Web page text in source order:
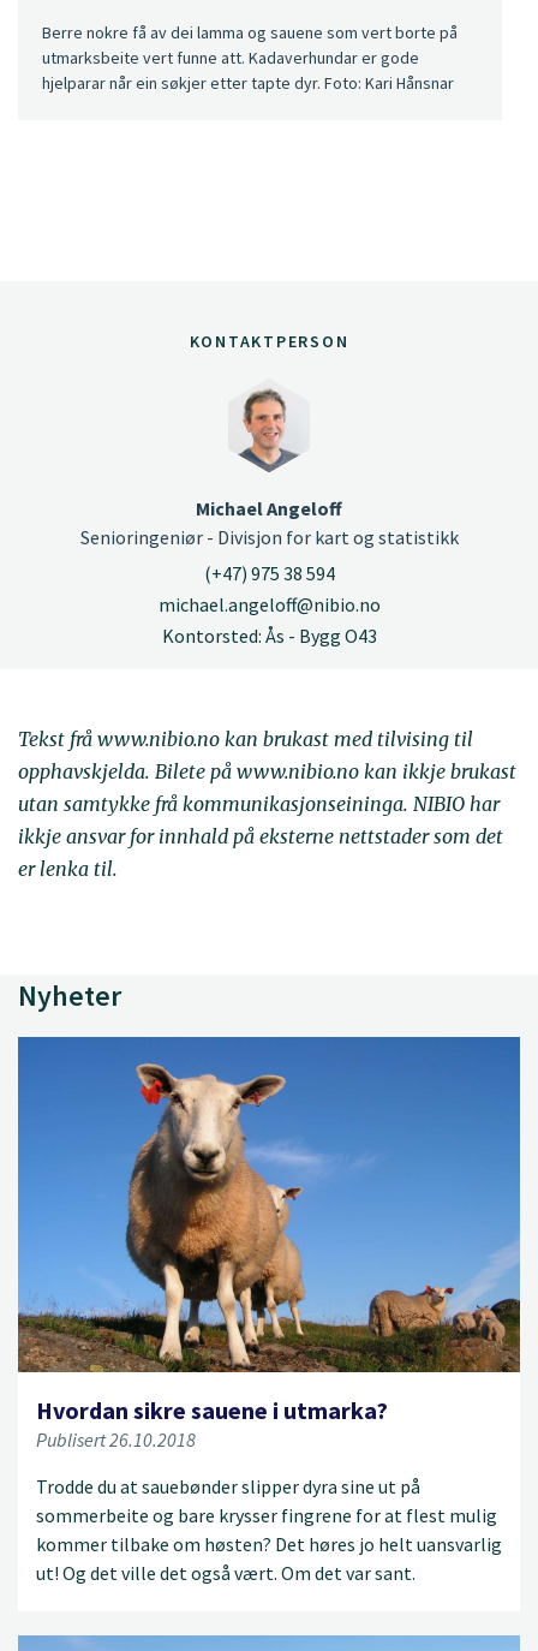
Berre nokre få av dei lamma og sauene som vert borte på
utmarksbeite vert funne att. Kadaverhundar er gode
hjelparar når ein søkjer etter tapte dyr. Foto: Kari Hånsnar
KONTAKTPERSON
Michael Angeloff
Senioringeniør - Divisjon for kart og statistikk
(+47) 975 38 594
michael.angeloff@nibio.no
Kontorsted: Ås - Bygg O43
Tekst frå www.nibio.no kan brukast med tilvising til
opphavskjelda. Bilete på www.nibio.no kan ikkje brukast
utan samtykke frå kommunikasjonseininga. NIBIO har
ikkje ansvar for innhald på eksterne nettstader som det
er lenka til.
Nyheter
Hvordan sikre sauene i utmarka?
Publisert 26.10.2018
Trodde du at sauebønder slipper dyra sine ut på
sommerbeite og bare krysser fingrene for at flest mulig
kommer tilbake om høsten? Det høres jo helt uansvarlig
ut! Og det ville det også vært. Om det var sant.